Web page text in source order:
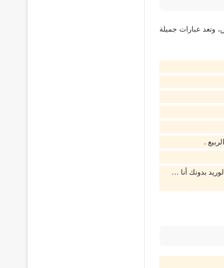
وتعد عبارات جميلة
.
بدونك أنا …